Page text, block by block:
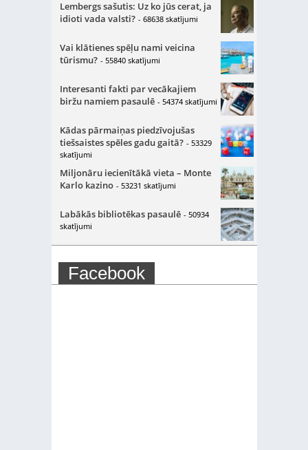
Lembergs sašutis: Uz ko jūs cerat, ja
idioti vada valsti? - 68638 skatījumi
Vai klātienes spēļu nami veicina
tūrismu? - 55840 skatījumi
Interesanti fakti par vecākajiem
biržu namiem pasaulē - 54374 skatījumi
Kādas pārmaiņas piedzīvojušas
tiešsaistes spēles gadu gaitā? - 53329
skatījumi
Miljonāru iecienītākā vieta – Monte
Karlo kazino - 53231 skatījumi
Labākās bibliotēkas pasaulē - 50934
skatījumi
Facebook